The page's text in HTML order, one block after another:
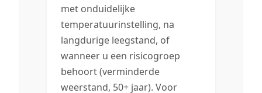
met onduidelijke
temperatuurinstelling, na
langdurige leegstand, of
wanneer u een risicogroep
behoort (verminderde
weerstand, 50+ jaar). Voor